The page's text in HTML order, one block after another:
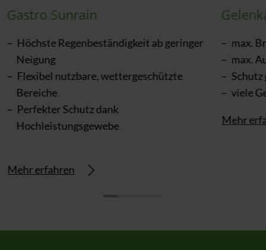
Gastro Sunrain
Höchste Regenbeständigkeit ab geringer
Neigung
Flexibel nutzbare, wettergeschützte
Bereiche
Perfekter Schutz dank
Hochleistungsgewebe
Mehr erfahren
max.
max.
Schutz
viele
Mehr